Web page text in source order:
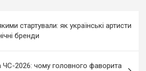
стартували: як українські артисти
бренди
ЧС-2026: чому головного фаворита